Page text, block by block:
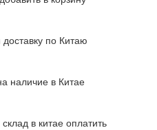
по Китаю
наличие в Китае
в китае оплатить